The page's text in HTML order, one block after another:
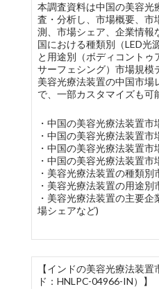
本調査資料は中国の美容光
査・分析し、市場概要、市
測、市場シェア、企業情報
国における種類別（LED光
と用途別（ボディコントゥ
サーフェシング）市場規模
美容光療法装置の中国市場
で、一部カスタマイズも可
・中国の美容光療法装置市
・中国の美容光療法装置市
・中国の美容光療法装置市
・中国の美容光療法装置市
・美容光療法装置の種類別
・美容光療法装置の用途別
・美容光療法装置の主要
場シェアなど)
【インドの美容光療法装
ド：HNLPC-04966-IN）】